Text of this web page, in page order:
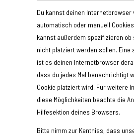
Du kannst deinen Internetbrowser
automatisch oder manuell
kannst außerdem spezifizieren ob
nicht platziert werden sollen. Eine
ist es deinen Internetbrowser
dass du jedes Mal benachrichtigt
Cookie platziert wird. Für weitere
diese Möglichkeiten beachte die
Hilfesektion deines Browsers.
Bitte nimm zur Kentniss, dass